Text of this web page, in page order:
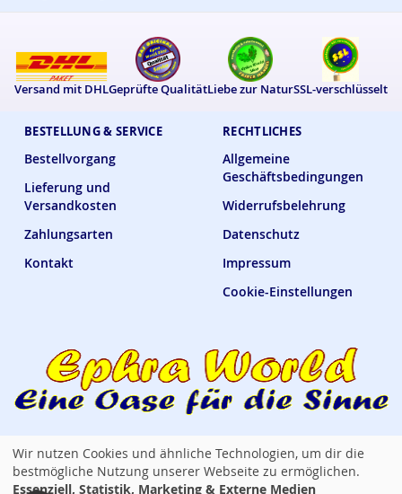
BESTELLUNG & SERVICE
Bestellvorgang
Lieferung und
Versandkosten
Zahlungsarten
Kontakt
RECHTLICHES
Allgemeine
Geschäftsbedingungen
Widerrufsbelehrung
Datenschutz
Impressum
Cookie-Einstellungen
Versand mit DHLGeprüfte QualitätLiebe zur NaturSSL-verschlüsselt
Ephra World Shop —verbindet · versorgt · verwöhnt
Wir nutzen Cookies und ähnliche Technologien, um dir die
bestmögliche Nutzung unserer Webseite zu ermöglichen.
Essenziell, Statistik, Marketing & Externe Medien